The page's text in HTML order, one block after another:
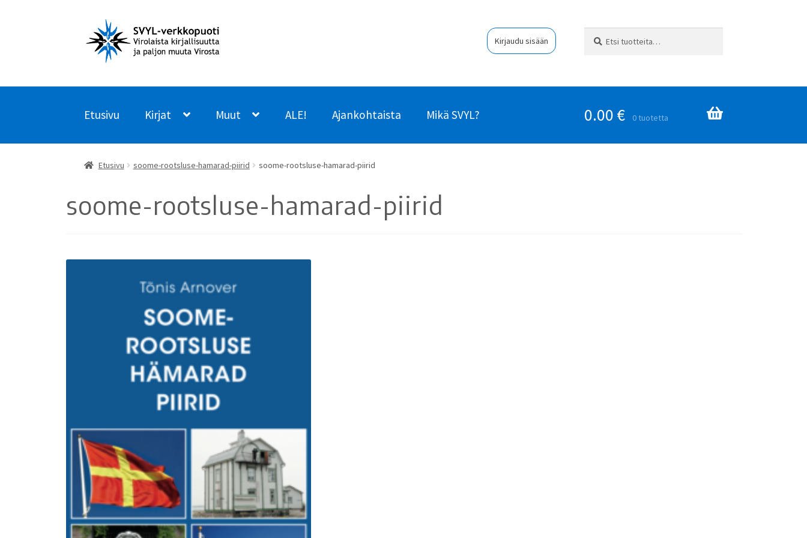
Siirry
navigointiin
Siirry
sisältöön
Kirjaudu sisään
Etusivu Kirjat Muut ALE! Ajankohtaista Mikä SVYL? 0.00 € 0 tuotetta
Etusivu soome-rootsluse-hamarad-piirid soome-rootsluse-hamarad-piirid
soome-rootsluse-hamarad-piirid